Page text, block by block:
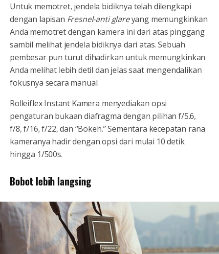
Untuk memotret, jendela bidiknya telah dilengkapi
dengan lapisan Fresnel-anti glareyang memungkinkan
Anda memotret dengan kamera ini dari atas pinggang
sambil melihat jendela bidiknya dari atas. Sebuah
pembesar pun turut dihadirkan untuk memungkinkan
Anda melihat lebih detil dan jelas saat mengendalikan
fokusnya secara manual.
Rolleiflex Instant Kamera menyediakan opsi
pengaturan bukaan diafragma dengan pilihan f/5.6,
f/8, f/16, f/22, dan “Bokeh.” Sementara kecepatan rana
kameranya hadir dengan opsi dari mulai 10 detik
hingga 1/500s.
Bobot lebih langsing